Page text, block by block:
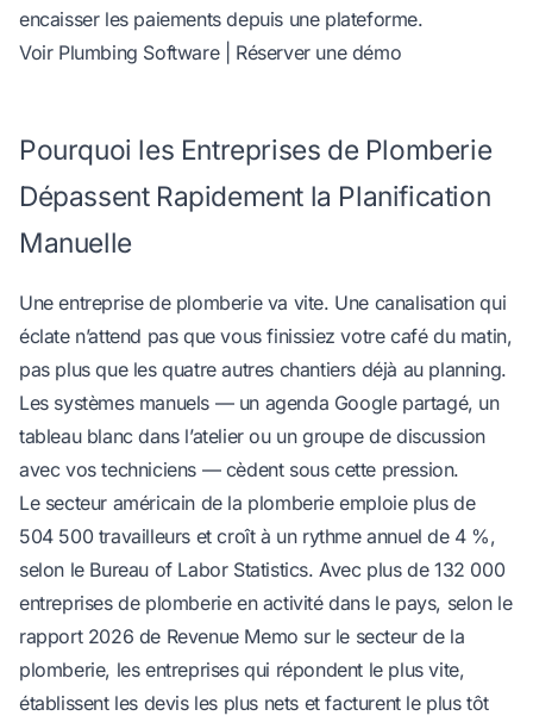
encaisser les paiements depuis une plateforme.
Voir Plumbing Software| Réserver une démo
Pourquoi les Entreprises de Plomberie
Dépassent Rapidement la Planification
Manuelle
Une entreprise de plomberie va vite. Une canalisation qui
éclate n’attend pas que vous finissiez votre café du matin,
pas plus que les quatre autres chantiers déjà au planning.
Les systèmes manuels — un agenda Google partagé, un
tableau blanc dans l’atelier ou un groupe de discussion
avec vos techniciens — cèdent sous cette pression.
Le secteur américain de la plomberie emploie plus de
504 500 travailleurs et croît à un rythme annuel de 4 %,
selon le Bureau of Labor Statistics. Avec plus de 132 000
entreprises de plomberie en activité dans le pays, selon le
rapport 2026 de Revenue Memo sur le secteur de la
plomberie, les entreprises qui répondent le plus vite,
établissent les devis les plus nets et facturent le plus tôt